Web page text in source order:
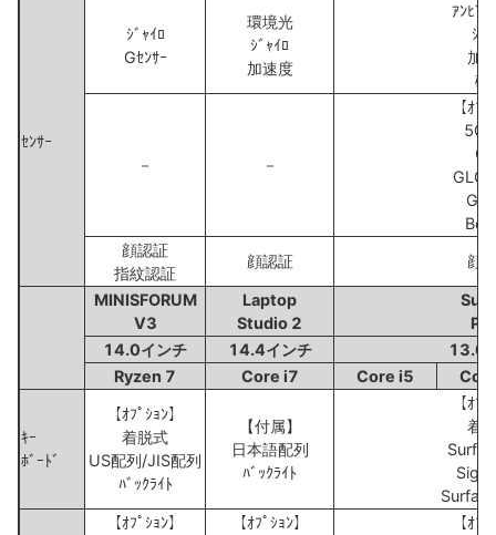
ｾﾝｻｰ
ｼﾞｬｲﾛ
Gｾﾝｻｰ
環境光
ｼﾞｬｲﾛ
加速度
ｱﾝﾋﾞｴ
ｼﾞ
加
磁
－ －
【ｵﾌ
5Gﾓ
顔認証
指紋認証
顔認証 顔
MINISFORUM
V3
Laptop
Studio 2
14.0インチ
14.4インチ
13.0
Ryzen 7
Core i7 Core i5
ｷｰ
ﾎﾞｰﾄﾞ
【ｵﾌﾟｼｮﾝ】
着脱式
US配列/JIS配列
ﾊﾞｯｸﾗｲﾄ
【付属】
日本語配列
ﾊﾞｯｸﾗｲﾄ
【ｵﾌ
着
【ｵﾌﾟｼｮﾝ】
【ｵﾌﾟｼｮﾝ】
【ｵﾌ